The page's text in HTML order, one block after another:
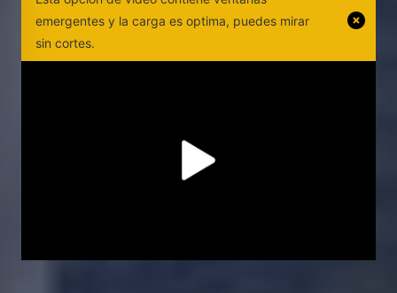
emergentes y la carga es optima, puedes mirar
sin cortes.